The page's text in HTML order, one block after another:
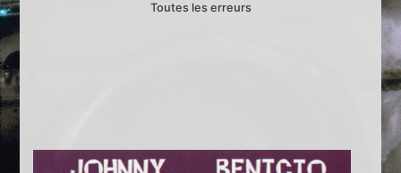
Toutes les erreurs